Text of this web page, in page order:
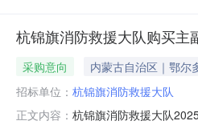
杭锦旗消防救援大队购买主
采购意向 内蒙古自治区｜鄂尔
招标单位： 杭锦旗消防救援大队
正文内容： 杭锦旗消防救援大队